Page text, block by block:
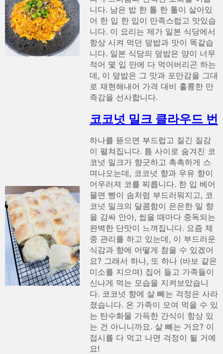
니다. 남은 밥 한 톨 한 톨이 살아있
어 한 입 한 입이 만족스럽고 맛있습
니다. 이 요리는 제가 일본 식당에서
항상 시켜 먹던 덮밥과 맛이 똑같습
니다. 일본 식당의 덮밥은 양이 너무
적어 몇 입 만에 다 먹어버리곤 하는
데, 이 덮밥은 그 맛과 포만감을 그대
로 재현해내어 가격 대비 훌륭한 만
족감을 선사합니다.
코코넛 밀크 클라우드 번
하나를 뜯으면 부드럽고 질긴 질감
이 펼쳐집니다. 틈 사이로 숨겨진 코
코넛 밀크가 향긋하고 촉촉하게 스
며나오는데, 코코넛 향과 우유 향이
어우러져 코를 찌릅니다. 한 입 베어
물면 빵이 솜처럼 부드러워지고, 코
코넛 밀크의 달콤함이 은은한 밀 향
을 감싸 안아, 씹을 때마다 중독되는
완벽한 단맛이 느껴집니다. 요즘 체
중 관리를 하고 있는데, 이 부드러운
식감과 향에 어떻게 참을 수 있겠어
요? 그래서 하나, 또 하나 (바보 같은
미소를 지으며) 집어 들고 가족들이
신나게 먹는 모습을 지켜보았습니
다. 코코넛 향에 살 빼는 걱정은 사라
졌습니다. 온 가족이 모여 먹을 수 있
는 탄수화물 가득한 간식이 항상 있
는 건 아니니까요. 살 빼는 거요? 이
접시를 다 먹고 나면 걱정이 될 거예
요!